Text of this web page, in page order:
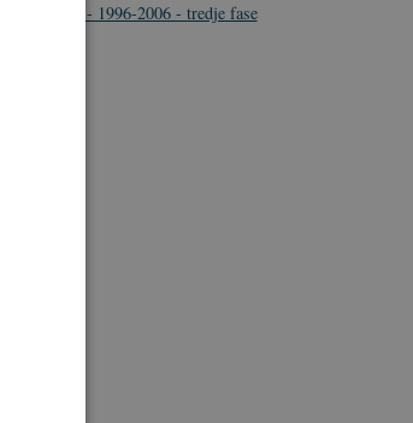
dr.dk - 1996-2006 - tredje fase